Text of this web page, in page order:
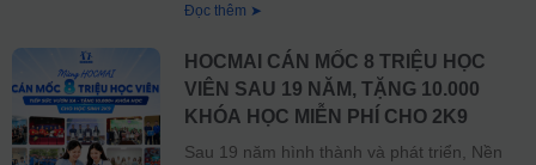
Đọc thêm ➤
HOCMAI CÁN MỐC 8 TRIỆU HỌC
VIÊN SAU 19 NĂM, TẶNG 10.000
KHÓA HỌC MIỄN PHÍ CHO 2K9
Sau 19 năm hình thành và phát triển, Nền